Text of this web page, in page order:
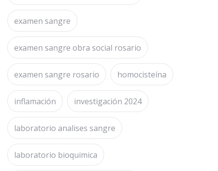
examen sangre
examen sangre obra social rosario
examen sangre rosario homocisteína
inflamación investigación 2024
laboratorio analises sangre
laboratorio bioquimica